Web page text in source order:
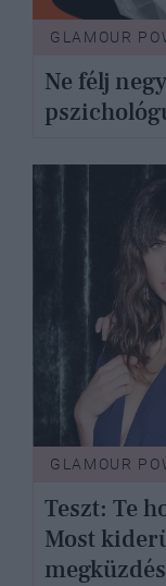
GLAMOUR
Ne félj
GLAMOUR
Teszt: Te
Most